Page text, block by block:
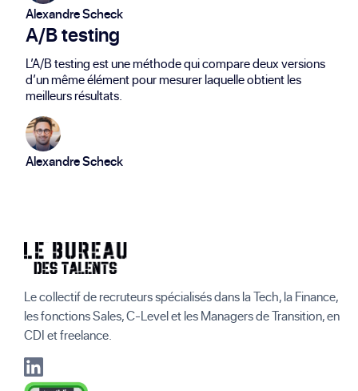
Alexandre Scheck
A/B testing
L’A/B testing est une méthode qui compare deux versions
d’un même élément pour mesurer laquelle obtient les
meilleurs résultats.
Alexandre Scheck
Le collectif de recruteurs spécialisés dans la Tech, la Finance,
les fonctions Sales, C-Level et les Managers de Transition, en
CDI et freelance.